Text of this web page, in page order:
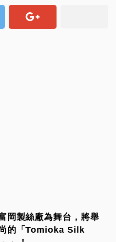
岡製絲廠為舞台，將舉
的「Tomioka Silk